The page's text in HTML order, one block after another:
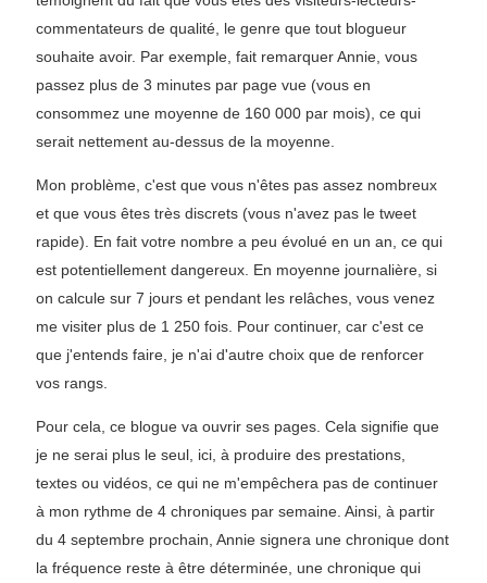
commentateurs de qualité, le genre que tout blogueur
souhaite avoir. Par exemple, fait remarquer Annie, vous
passez plus de 3 minutes par page vue (vous en
consommez une moyenne de 160 000 par mois), ce qui
serait nettement au-dessus de la moyenne.
Mon problème, c'est que vous n'êtes pas assez nombreux
et que vous êtes très discrets (vous n'avez pas le tweet
rapide). En fait votre nombre a peu évolué en un an, ce qui
est potentiellement dangereux. En moyenne journalière, si
on calcule sur 7 jours et pendant les relâches, vous venez
me visiter plus de 1 250 fois. Pour continuer, car c'est ce
que j'entends faire, je n'ai d'autre choix que de renforcer
vos rangs.
Pour cela, ce blogue va ouvrir ses pages. Cela signifie que
je ne serai plus le seul, ici, à produire des prestations,
textes ou vidéos, ce qui ne m'empêchera pas de continuer
à mon rythme de 4 chroniques par semaine. Ainsi, à partir
du 4 septembre prochain, Annie signera une chronique dont
la fréquence reste à être déterminée, une chronique qui